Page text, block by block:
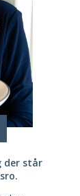
der står